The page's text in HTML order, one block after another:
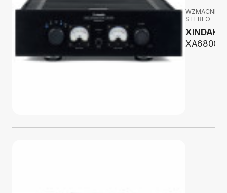
STEREO
XINDAK
XA6800 II